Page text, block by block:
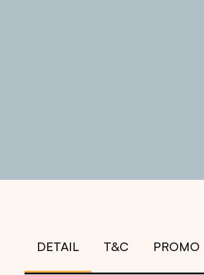
DETAIL T&C PROMO